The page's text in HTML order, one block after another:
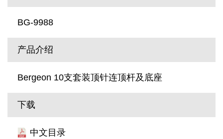
BG-9988
产品介绍
Bergeon 10支套装顶针连顶杆及底座
下载
中文目录